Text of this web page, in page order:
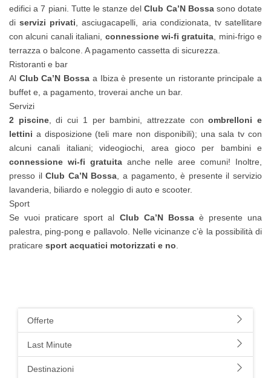
edifici a 7 piani. Tutte le stanze delClub Ca’N Bossasono dotate
diservizi privati , asciugacapelli, aria condizionata, tv satellitare
con alcuni canali italiani, connessione wi-fi gratuita , mini-frigo e
terrazza o balcone. A pagamento cassetta di sicurezza.
Ristoranti e bar
Al Club Ca’N Bossa a Ibiza è presente un ristorante principale a
buffet e, a pagamento, troverai anche un bar.
Servizi
2 piscine, di cui 1 per bambini, attrezzate conombrelloni e
lettini a disposizione (teli mare non disponibili); una sala tv con
alcuni canali italiani; videogiochi, area gioco per bambini e
connessione wi-fi gratuita anche nelle aree comuni! Inoltre,
presso ilClub Ca’N Bossa , a pagamento, è presente il servizio
lavanderia, biliardo e noleggio di auto e scooter.
Sport
Se vuoi praticare sport al Club Ca’N Bossaè presente una
palestra, ping-pong e pallavolo. Nelle vicinanze c’è la possibilità di
praticare sport acquatici motorizzati e no
Offerte
Last Minute
Destinazioni